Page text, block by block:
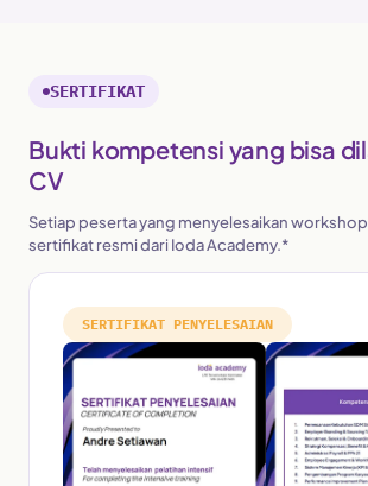
SERTIFIKAT
Bukti kompetensi yang bisa
CV
Setiap peserta yang menyelesaikan
sertifikat resmi dari Ioda Academy.*
SERTIFIKAT PENYELESAIAN